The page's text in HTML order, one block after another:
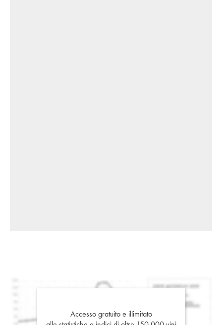
Accesso gratuito e illimitato